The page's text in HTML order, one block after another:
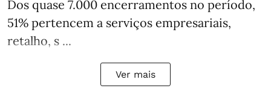
Dos quase 7.000 encerramentos no período,
51% pertencem a serviços empresariais,
retalho, s ...
Ver mais